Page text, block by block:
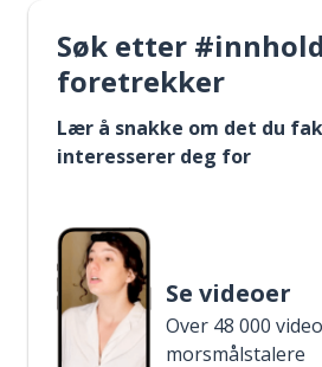
Søk etter
foretrekker
Lær å snakke om det du
interesserer deg for
Se videoer
Over 48 000
morsmålstalere